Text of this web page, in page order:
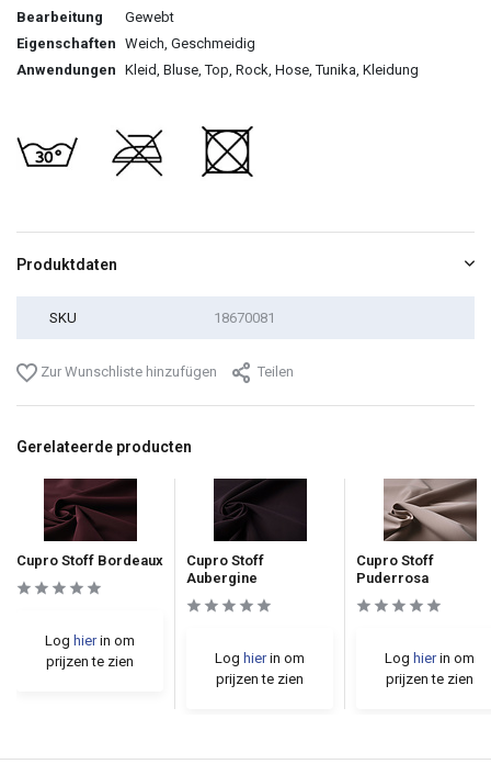
Bearbeitung
Gewebt
Eigenschaften Weich, Geschmeidig
Anwendungen Kleid, Bluse, Top, Rock, Hose, Tunika, Kleidung
Produktdaten
SKU 18670081
Zur Wunschliste hinzufügen Teilen
Gerelateerde producten
Cupro Stoff Bordeaux
Log hierin om
prijzen te zien
Cupro Stoff
Aubergine
Log hierin om
prijzen te zien
Cupro Stoff
Puderrosa
Log hierin om
prijzen te zien